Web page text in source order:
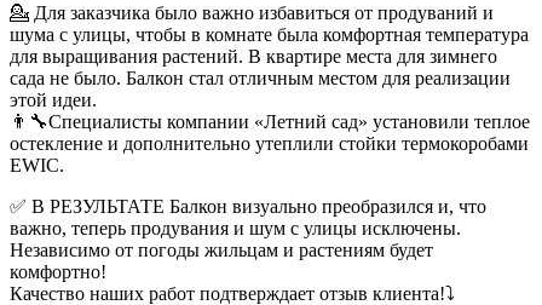
💁 Для заказчика было важно избавиться от продуваний и
шума с улицы, чтобы в комнате была комфортная температура
для выращивания растений. В квартире места для зимнего
сада не было. Балкон стал отличным местом для реализации
этой идеи.
👨‍🔧Специалисты компании «Летний сад» установили теплое
остекление и дополнительно утеплили стойки термокоробами
EWIC.
✅ В РЕЗУЛЬТАТЕ Балкон визуально преобразился и, что
важно, теперь продувания и шум с улицы исключены.
Независимо от погоды жильцам и растениям будет
комфортно!
Качество наших работ подтверждает отзыв клиента!⤵